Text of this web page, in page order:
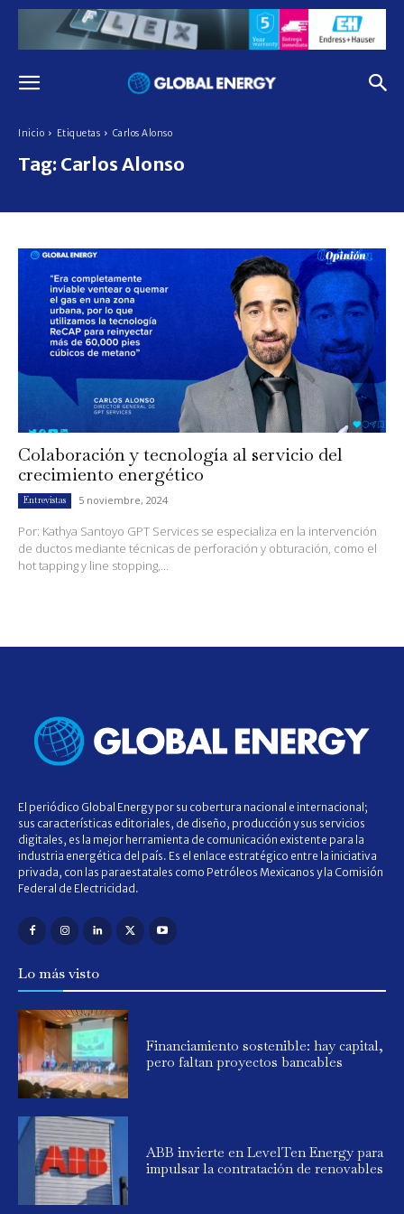
Inicio Etiquetas Carlos Alonso
Tag: Carlos Alonso
Colaboración y tecnología al servicio del
crecimiento energético
Entrevistas 5 noviembre, 2024
Por: Kathya Santoyo GPT Services se especializa en la intervención
de ductos mediante técnicas de perforación y obturación, como el
hot tapping y line stopping,...
El periódico Global Energy por su cobertura nacional e internacional;
sus características editoriales, de diseño, producción y sus servicios
digitales, es la mejor herramienta de comunicación existente para la
industria energética del país. Es el enlace estratégico entre la iniciativa
privada, con las paraestatales como Petróleos Mexicanos y la Comisión
Federal de Electricidad.
Lo más visto
Financiamiento sostenible: hay capital,
pero faltan proyectos bancables
ABB invierte en LevelTen Energy para
impulsar la contratación de renovables